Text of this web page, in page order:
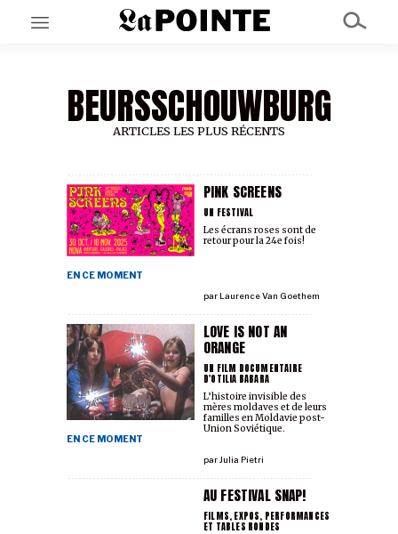
EN CE MOMENT
GRAND ANGLE
AU LARGE
À PROPOS
NOS PARTENAIRES
SOUTENEZ NOUS
BEURSSCHOUWBURG
ARTICLES LES PLUS RÉCENTS
PINK SCREENS
UN FESTIVAL
EN CE MOMENT
parLaurence Van Goethem
Les écrans roses sont de
retour pour la 24e fois!
LOVE IS NOT AN
ORANGE
UN FILM DOCUMENTAIRE
D'OTILIA BABARA
EN CE MOMENT
par Julia Pietri
L’histoire invisible des
mères moldaves et de leurs
familles en Moldavie post-
Union Soviétique.
AU FESTIVAL SNAP!
FILMS, EXPOS, PERFORMANCES
ET TABLES RONDES